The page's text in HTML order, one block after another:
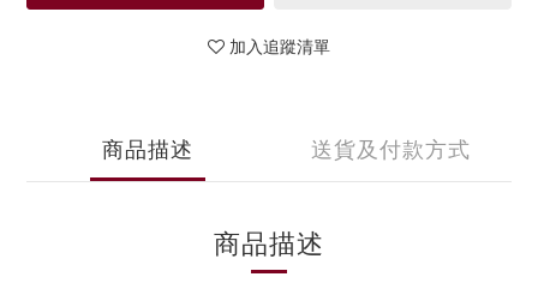
加入追蹤清單
商品描述 送貨及付款方式
商品描述